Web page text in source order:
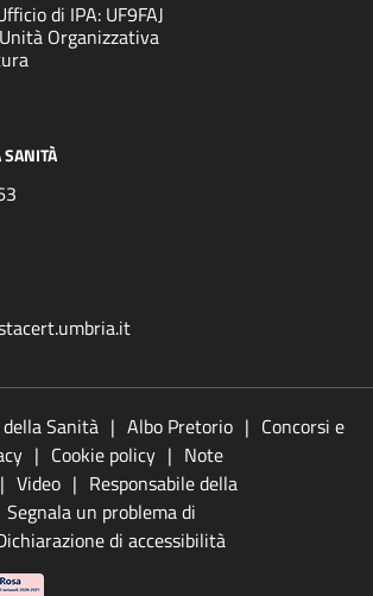
di IPA: UF9FAJ
Organizzativa
Sanità Albo Pretorio
Concorsi e
Cookie policy
Note
Video
Responsabile della
Segnala un problema di
di accessibilità